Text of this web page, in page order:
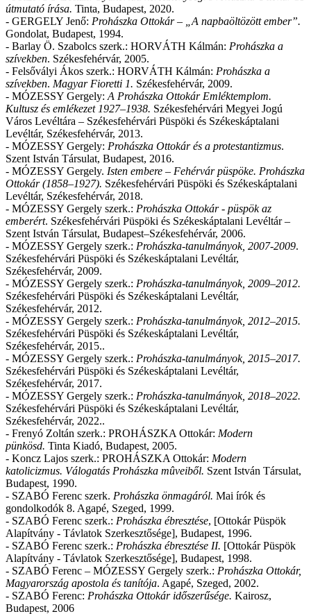
útmutató írása. Tinta, Budapest, 2020.
- GERGELY Jenő: Prohászka Ottokár – „A napbaöltözött ember”.
Gondolat, Budapest, 1994.
- Barlay Ö. Szabolcs szerk.: HORVÁTH Kálmán: Prohászka a
szívekben. Székesfehérvár, 2005.
- Felsővályi Ákos szerk.: HORVÁTH Kálmán: Prohászka a
szívekben. Magyar Fioretti 1. Székesfehérvár, 2009.
- MÓZESSY Gergely: A Prohászka Ottokár Emléktemplom.
Kultusz és emlékezet 1927–1938. Székesfehérvári Megyei Jogú
Város Levéltára – Székesfehérvári Püspöki és Székeskáptalani
Levéltár, Székesfehérvár, 2013.
- MÓZESSY Gergely: Prohászka Ottokár és a protestantizmus.
Szent István Társulat, Budapest, 2016.
- MÓZESSY Gergely. Isten embere – Fehérvár püspöke. Prohászka
Ottokár (1858–1927). Székesfehérvári Püspöki és Székeskáptalani
Levéltár, Székesfehérvár, 2018.
- MÓZESSY Gergely szerk.: Prohászka Ottokár - püspök az
emberért. Székesfehérvári Püspöki és Székeskáptalani Levéltár–
Szent István Társulat, Budapest–Székesfehérvár, 2006.
- MÓZESSY Gergely szerk.: Prohászka-tanulmányok, 2007-2009.
Székesfehérvári Püspöki és Székeskáptalani Levéltár,
Székesfehérvár, 2009.
- MÓZESSY Gergely szerk.: Prohászka-tanulmányok, 2009–2012.
Székesfehérvári Püspöki és Székeskáptalani Levéltár,
Székesfehérvár, 2012.
- MÓZESSY Gergely szerk.: Prohászka-tanulmányok, 2012–2015.
Székesfehérvári Püspöki és Székeskáptalani Levéltár,
Székesfehérvár, 2015..
- MÓZESSY Gergely szerk.: Prohászka-tanulmányok, 2015–2017.
Székesfehérvári Püspöki és Székeskáptalani Levéltár,
Székesfehérvár, 2017.
- MÓZESSY Gergely szerk.: Prohászka-tanulmányok, 2018–2022.
Székesfehérvári Püspöki és Székeskáptalani Levéltár,
Székesfehérvár, 2022..
- Frenyó Zoltán szerk.: PROHÁSZKA Ottokár: Modern
pünkösd. Tinta Kiadó, Budapest, 2005.
- Koncz Lajos szerk.: PROHÁSZKA Ottokár: Modern
katolicizmus. Válogatás Prohászka mûveiből. Szent István Társulat,
Budapest, 1990.
- SZABÓ Ferenc szerk. Prohászka önmagáról. Mai írók és
gondolkodók 8. Agapé, Szeged, 1999.
- SZABÓ Ferenc szerk.: Prohászka ébresztése, [Ottokár Püspök
Alapítvány - Távlatok Szerkesztősége], Budapest, 1996.
- SZABÓ Ferenc szerk.: Prohászka ébresztése II. [Ottokár Püspök
Alapítvány - Távlatok Szerkesztősége], Budapest, 1998.
- SZABÓ Ferenc – MÓZESSY Gergely szerk.: Prohászka Ottokár,
Magyarország apostola és tanítója. Agapé, Szeged, 2002.
- SZABÓ Ferenc: Prohászka Ottokár időszerűsége. Kairosz,
Budapest, 2006